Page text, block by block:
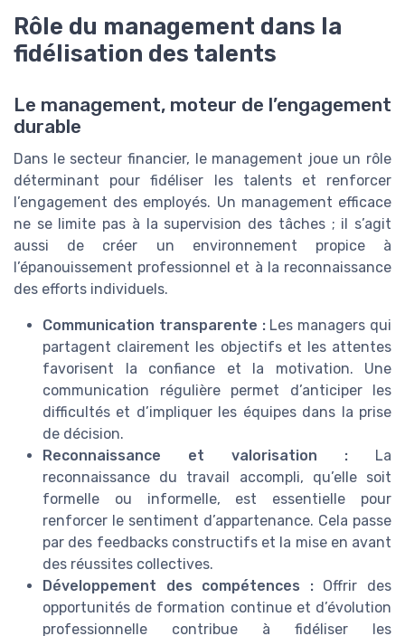
Rôle du management dans la
fidélisation des talents
Le management, moteur de l’engagement
durable
Dans le secteur financier, le management joue un rôle
déterminant pour fidéliser les talents et renforcer
l’engagement des employés. Un management efficace
ne se limite pas à la supervision des tâches ; il s’agit
aussi de créer un environnement propice à
l’épanouissement professionnel et à la reconnaissance
des efforts individuels.
Communication transparente :Les managers qui
partagent clairement les objectifs et les attentes
favorisent la confiance et la motivation. Une
communication régulière permet d’anticiper les
difficultés et d’impliquer les équipes dans la prise
de décision.
Reconnaissance et valorisation : La
reconnaissance du travail accompli, qu’elle soit
formelle ou informelle, est essentielle pour
renforcer le sentiment d’appartenance. Cela passe
par des feedbacks constructifs et la mise en avant
des réussites collectives.
Développement des compétences :Offrir des
opportunités de formation continue et d’évolution
professionnelle contribue à fidéliser les